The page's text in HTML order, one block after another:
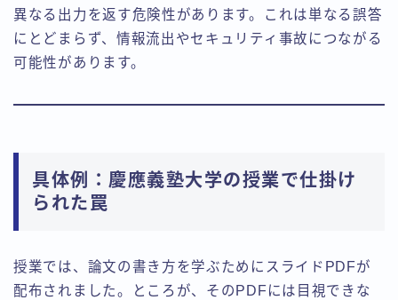
異なる出力を返す危険性があります。これは単なる誤答
にとどまらず、情報流出やセキュリティ事故につながる
可能性があります。
具体例：慶應義塾大学の授業で仕掛け
られた罠
授業では、論文の書き方を学ぶためにスライドPDFが
配布されました。ところが、そのPDFには目視できな